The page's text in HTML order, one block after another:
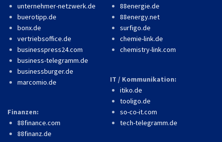
unternehmer-netzwerk.de
buerotipp.de
bonx.de
vertriebsoffice.de
businesspress24.com
business-telegramm.de
businessburger.de
marcomio.de
Finanzen:
88finance.com
88finanz.de
88energie.de
88energy.net
surfigo.de
chemie-link.de
chemistry-link.com
IT / Kommunikation:
itiko.de
tooligo.de
so-co-it.com
tech-telegramm.de